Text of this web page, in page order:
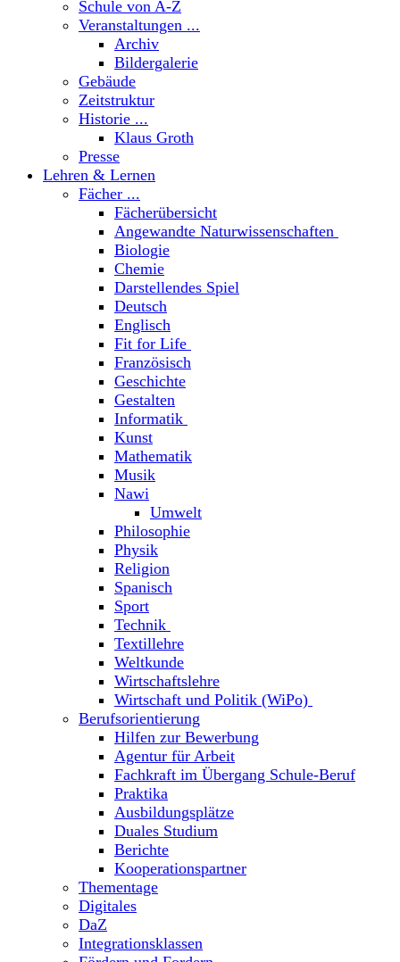
Schule von A-Z
Veranstaltungen ...
Archiv
Bildergalerie
Gebäude
Zeitstruktur
Historie ...
Klaus Groth
Presse
Lehren & Lernen
Fächer ...
Fächerübersicht
Angewandte Naturwissenschaften
Biologie
Chemie
Darstellendes Spiel
Deutsch
Englisch
Fit for Life
Französisch
Geschichte
Gestalten
Informatik
Kunst
Mathematik
Musik
Nawi
Umwelt
Philosophie
Physik
Religion
Spanisch
Sport
Technik
Textillehre
Weltkunde
Wirtschaftslehre
Wirtschaft und Politik (WiPo)
Berufsorientierung
Hilfen zur Bewerbung
Agentur für Arbeit
Fachkraft im Übergang Schule-Beruf
Praktika
Ausbildungsplätze
Duales Studium
Berichte
Kooperationspartner
Thementage
Digitales
DaZ
Integrationsklassen